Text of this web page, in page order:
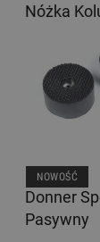
Nóżka
Donner
Pasywny
NOWOŚĆ